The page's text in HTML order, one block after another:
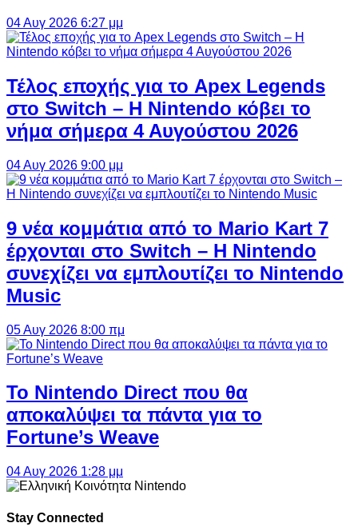
04 Αυγ 2026 6:27 μμ
Τέλος εποχής για το Apex Legends
στο Switch – Η Nintendo κόβει το
νήμα σήμερα 4 Αυγούστου 2026
04 Αυγ 2026 9:00 μμ
9 νέα κομμάτια από το Mario Kart 7
έρχονται στο Switch – Η Nintendo
συνεχίζει να εμπλουτίζει το Nintendo
Music
05 Αυγ 2026 8:00 πμ
Το Nintendo Direct που θα
αποκαλύψει τα πάντα για το
Fortune’s Weave
04 Αυγ 2026 1:28 μμ
Stay Connected